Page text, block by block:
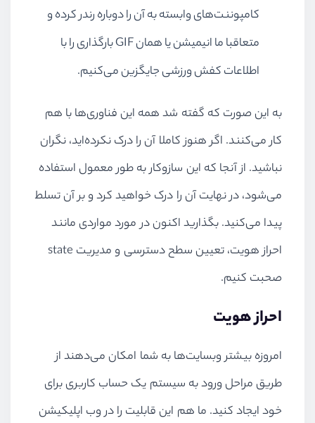
کامپوننت‌های وابسته به آن را دوباره رندر کرده و
متعاقبا ما انیمیشن یا همانGIFبارگذاری را با
اطلاعات کفش ورزشی جایگزین می‌کنیم.
به این صورت که گفته شد همه این فناوری‌ها با هم
کار می‌کنند. اگر هنوز کاملا آن را درک نکرده‌اید، نگران
نباشید. از آنجا که این سازوکار به طور معمول استفاده
می‌شود، در نهایت آن را درک خواهید کرد و بر آن تسلط
پیدا می‌کنید. بگذارید اکنون در مورد مواردی مانند
احراز هویت، تعیین سطح دسترسی و مدیریت state
صحبت کنیم.
احراز هویت
امروزه بیشتر وبسایت‌ها به شما امکان می‌دهند از
طریق مراحل ورود به سیستم یک حساب کاربری برای
خود ایجاد کنید. ما هم این قابلیت را در وب اپلیکیشن